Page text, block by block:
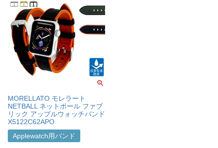
MORELLATO モレラート
NETBALL ネットボール ファブ
リック アップルウォッチバンド
X5122C62APO
Applewatch用バンド